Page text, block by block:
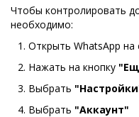
Чтобы контролировать
необходимо:
Открыть WhatsApp
Нажать на кнопку
Выбрать
Выбрать "Аккаунт"